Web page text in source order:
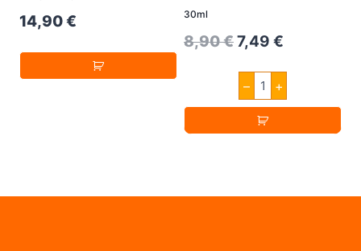
14,90€
30ml
8,90€Original
was:
8,90 €.
7,49 €
7,49 €.
–
Tribal
Force
Pink
Passion
Aroma
+